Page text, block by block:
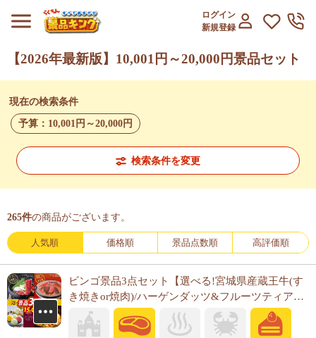
ログイン
新規登録
【2026年最新版】10,001円～20,000円景品セット
現在の検索条件
予算： 10,001円～20,000円
検索条件を変更
265件の商品がございます。
人気順 価格順 景品点数順 高評価順
ビンゴ景品3点セット【選べる!宮城県産蔵王牛(す
き焼きor焼肉)/ハーゲンダッツ&フルーツティアラ
アイスセット 他】A3パネル・目録付き<送料無料>